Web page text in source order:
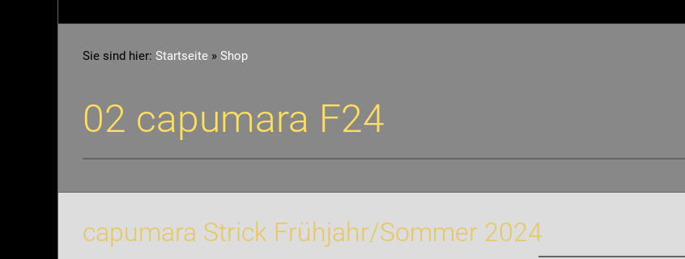
Sie sind hier: Startseite » Shop
02 capumara F24
capumara Strick Frühjahr/Sommer 2024